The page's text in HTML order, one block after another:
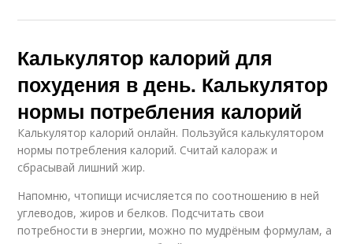
Калькулятор калорий для
похудения в день. Калькулятор
нормы потребления калорий
Калькулятор калорий онлайн. Пользуйся калькулятором
нормы потребления калорий. Считай калораж и
сбрасывай лишний жир.
Напомню, чтопищи исчисляется по соотношению в ней
углеводов, жиров и белков. Подсчитать свои
потребности в энергии, можно по мудрёным формулам, а